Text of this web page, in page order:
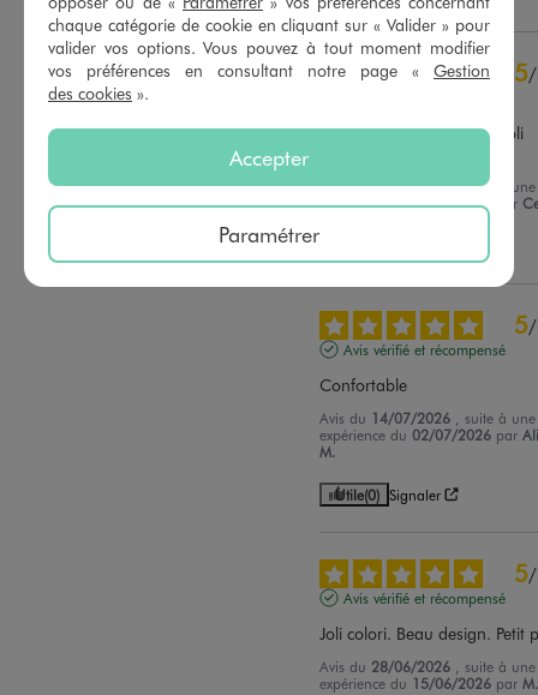
5/
Je achète l'ensemble très joli
Avis du20/07/2026 , suite à une
expérience du07/07/2026 par
5/
Avis vérifié et récompensé
Confortable
Avis du 14/07/2026 , suite à une
expérience du02/07/2026 par
M.
Utile(0) Signaler
5/
Avis vérifié et récompensé
Joli colori. Beau design. Petit
Avis du 28/06/2026 , suite à une
expérience du 15/06/2026 par
chaque catégorie de cookie en cliquant sur « Valider » pour
valider vos options. Vous pouvez à tout moment modifier
vos préférences en consultant notre page « Gestion
des cookies ».
Accepter
Paramétrer